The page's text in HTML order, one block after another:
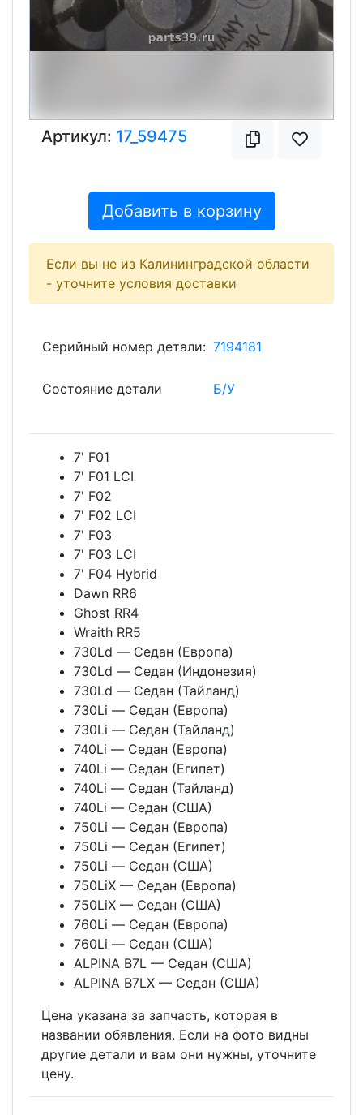
Артикул: 17_59475
Добавить в корзину
Если вы не из Калининградской области
- уточните условия доставки
Серийный номер детали: 7194181
Состояние детали Б/У
7' F01
7' F01 LCI
7' F02
7' F02 LCI
7' F03
7' F03 LCI
7' F04 Hybrid
Dawn RR6
Ghost RR4
Wraith RR5
730Ld — Седан (Европа)
730Ld — Седан (Индонезия)
730Ld — Седан (Тайланд)
730Li — Седан (Европа)
730Li — Седан (Тайланд)
740Li — Седан (Европа)
740Li — Седан (Египет)
740Li — Седан (Тайланд)
740Li — Седан (США)
750Li — Седан (Европа)
750Li — Седан (Египет)
750Li — Седан (США)
750LiX — Седан (Европа)
750LiX — Седан (США)
760Li — Седан (Европа)
760Li — Седан (США)
ALPINA B7L — Седан (США)
ALPINA B7LX — Седан (США)
Цена указана за запчасть, которая в
названии обявления. Если на фото видны
другие детали и вам они нужны, уточните
цену.